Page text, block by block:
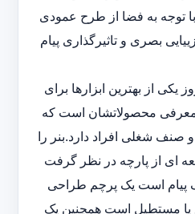
توجه به فضا از طرح عمودی
بصری و تاثیرگذاری پیام
یکی از بهترین ابزارها برای
معرفی محصولاتشان است که
صنف شغلی افراد دارد.بنر را
ای از پارچه در نظر گرفت
پیام است یک پرچم طراحی
یا مستطیل است همچنین یک